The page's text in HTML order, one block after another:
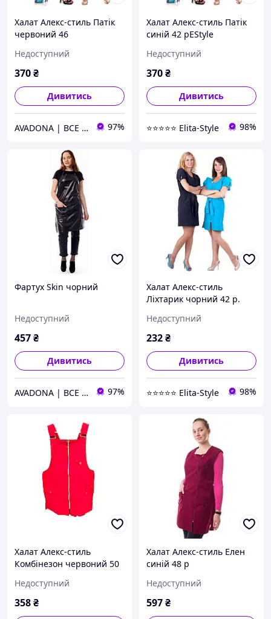
Халат Алекс-стиль Патік
червоний 46
Недоступний
370₴
Дивитись
AVADONA | ВСЕ ДЛЯ КРАСИ 97%
Халат Алекс-стиль Патік
синій 42 рEStyle
Недоступний
370₴
Дивитись
⭐⭐⭐⭐⭐ Elita-Style 98%
Фартух Skin чорний
Недоступний
457₴
Дивитись
AVADONA | ВСЕ ДЛЯ КРАСИ 97%
Халат Алекс-стиль
Ліхтарик чорний 42 р.
Недоступний
232₴
Дивитись
⭐⭐⭐⭐⭐ Elita-Style 98%
Халат Алекс-стиль
Комбінезон червоний 50
Недоступний
358₴
Халат Алекс-стиль Елен
синій 48 р
Недоступний
597₴